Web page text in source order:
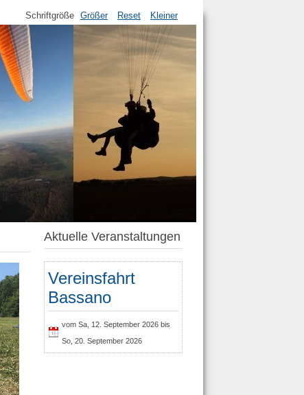
Schriftgröße Größer Reset Kleiner
Aktuelle Veranstaltungen
Vereinsfahrt
Bassano
vom Sa, 12. September 2026 bis
So, 20. September 2026